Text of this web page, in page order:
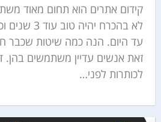
קידום אתרים הוא תחום מאוד
לא בהכרח
עד היום. הנה כמה שיטות שכבר
זאת אנשים עדיין משתמשים בהן.
לכותרות לפני…